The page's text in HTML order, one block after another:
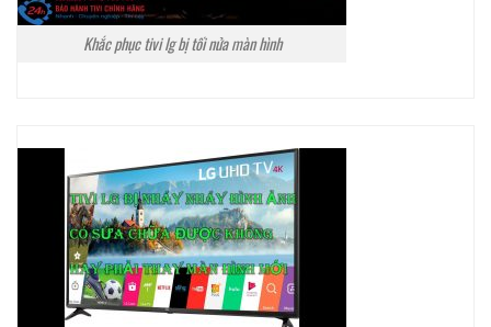
Khắc phục tivi lg bị tối nửa màn hình